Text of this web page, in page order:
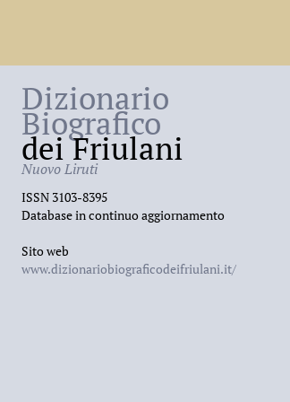
Dizionario
Biografico
dei Friulani
Nuovo Liruti
ISSN 3103-8395
Database in continuo aggiornamento
Sito web
www.dizionariobiograficodeifriulani.it/